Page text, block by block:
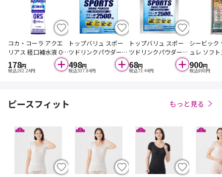
コカ・コーラ アクエ
リアス 経口補水液 OR
S 500ml
178円
税込192.24円
トップバリュ スポー
ツドリンクパウダー
グレープフルーツ味 4
8g×10袋入
498円
税込537.84円
トップバリュ スポー
ツドリンクパウダー
グレープフルーツ味 4
8g
68円
税込73.44円
シービック
ュレ ソフ
20g
900円
税込990円
ピースフィット もっと見る